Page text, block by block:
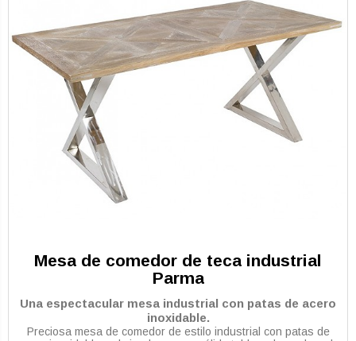
Mesa de comedor de teca industrial
Parma
Una espectacular mesa industrial con patas de acero
inoxidable.
Preciosa mesa de comedor de estilo industrial con patas de